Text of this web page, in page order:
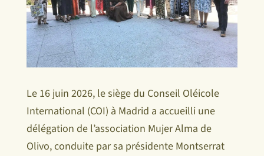
Le 16 juin 2026, le siège du Conseil Oléicole
International (COI) à Madrid a accueilli une
délégation de l’association Mujer Alma de
Olivo, conduite par sa présidente Montserrat